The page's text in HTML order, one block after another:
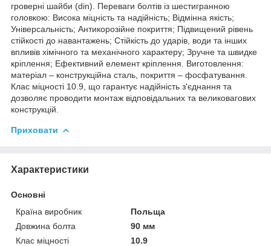
гроверні шайби (din). Переваги болтів із шестигранною
головкою: Висока міцність та надійність; Відмінна якість;
Універсальність; Антикорозійне покриття; Підвищений рівень
стійкості до навантажень; Стійкість до ударів, води та інших
впливів хімічного та механічного характеру; Зручне та швидке
кріплення; Ефективний елемент кріплення. Виготовлення:
матеріал – конструкційна сталь, покриття – фосфатування.
Клас міцності 10.9, що гарантує надійність з'єднання та
дозволяє проводити монтаж відповідальних та великовагових
конструкцій.
Приховати
Характеристики
Основні
Країна виробник
Польща
Довжина болта
90 мм
Клас міцності
10.9